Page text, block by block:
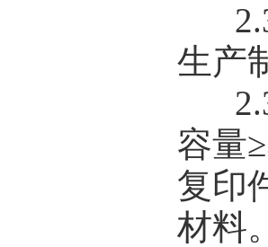
生产
容量
复印
材料